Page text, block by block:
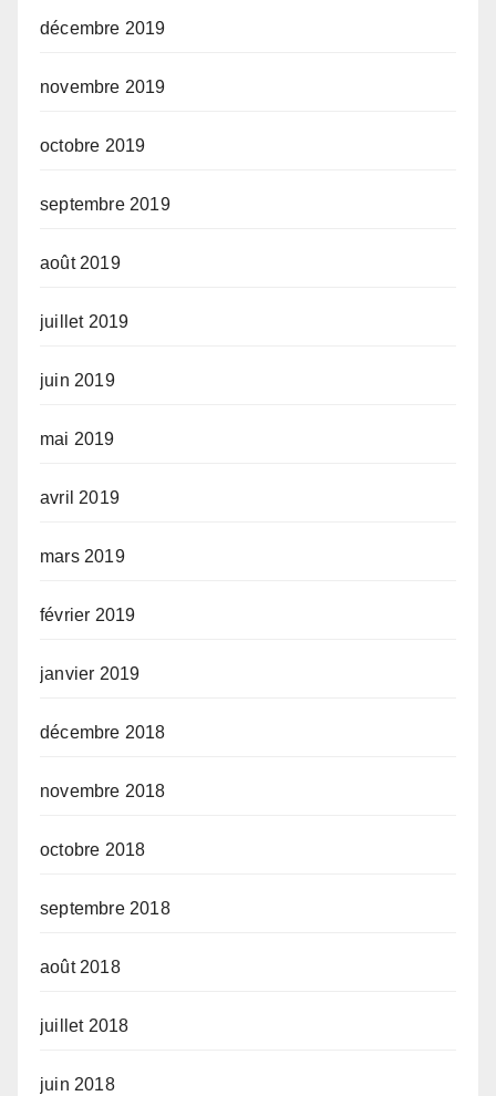
décembre 2019
novembre 2019
octobre 2019
septembre 2019
août 2019
juillet 2019
juin 2019
mai 2019
avril 2019
mars 2019
février 2019
janvier 2019
décembre 2018
novembre 2018
octobre 2018
septembre 2018
août 2018
juillet 2018
juin 2018